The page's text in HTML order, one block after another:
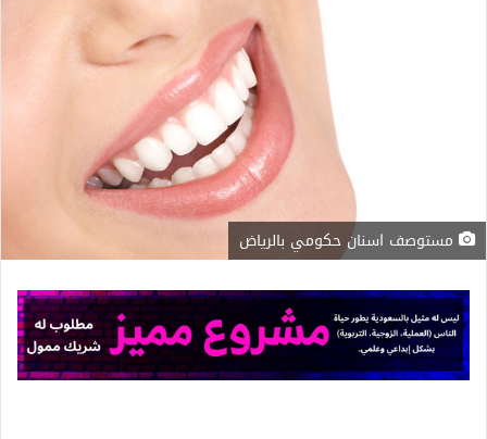
مستوصف اسنان حكومي بالرياض